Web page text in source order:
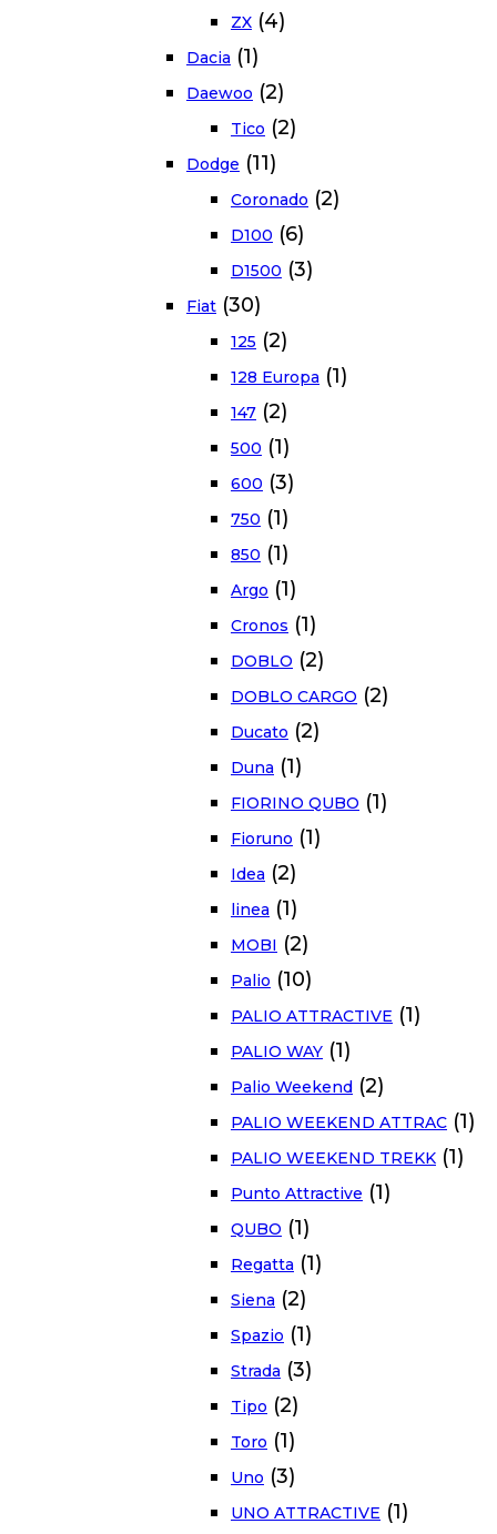
ZX (4)
Dacia (1)
Daewoo (2)
Tico (2)
Dodge (11)
Coronado (2)
D100 (6)
D1500 (3)
Fiat (30)
125 (2)
128 Europa (1)
147 (2)
500 (1)
600 (3)
750 (1)
850 (1)
Argo (1)
Cronos (1)
DOBLO (2)
DOBLO CARGO (2)
Ducato (2)
Duna (1)
FIORINO QUBO (1)
Fioruno (1)
Idea (2)
linea (1)
MOBI (2)
Palio (10)
PALIO ATTRACTIVE (1)
PALIO WAY (1)
Palio Weekend (2)
PALIO WEEKEND ATTRAC (1)
PALIO WEEKEND TREKK (1)
Punto Attractive (1)
QUBO (1)
Regatta (1)
Siena (2)
Spazio (1)
Strada (3)
Tipo (2)
Toro (1)
Uno (3)
UNO ATTRACTIVE (1)